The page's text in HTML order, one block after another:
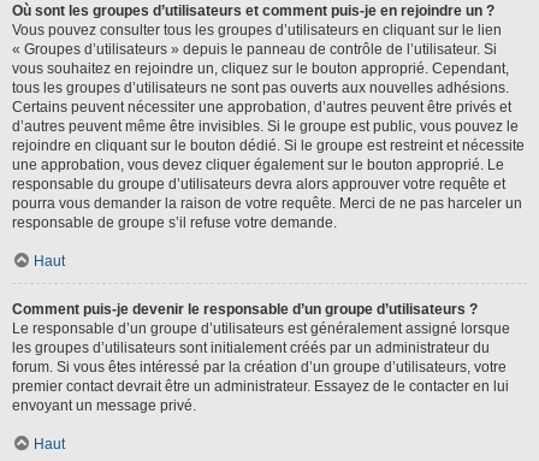
Où sont les groupes d’utilisateurs et comment puis-je en rejoindre un ?
Vous pouvez consulter tous les groupes d’utilisateurs en cliquant sur le lien
« Groupes d’utilisateurs » depuis le panneau de contrôle de l’utilisateur. Si
vous souhaitez en rejoindre un, cliquez sur le bouton approprié. Cependant,
tous les groupes d’utilisateurs ne sont pas ouverts aux nouvelles adhésions.
Certains peuvent nécessiter une approbation, d’autres peuvent être privés et
d’autres peuvent même être invisibles. Si le groupe est public, vous pouvez le
rejoindre en cliquant sur le bouton dédié. Si le groupe est restreint et nécessite
une approbation, vous devez cliquer également sur le bouton approprié. Le
responsable du groupe d’utilisateurs devra alors approuver votre requête et
pourra vous demander la raison de votre requête. Merci de ne pas harceler un
responsable de groupe s’il refuse votre demande.
Haut
Comment puis-je devenir le responsable d’un groupe d’utilisateurs ?
Le responsable d’un groupe d’utilisateurs est généralement assigné lorsque
les groupes d’utilisateurs sont initialement créés par un administrateur du
forum. Si vous êtes intéressé par la création d’un groupe d’utilisateurs, votre
premier contact devrait être un administrateur. Essayez de le contacter en lui
envoyant un message privé.
Haut